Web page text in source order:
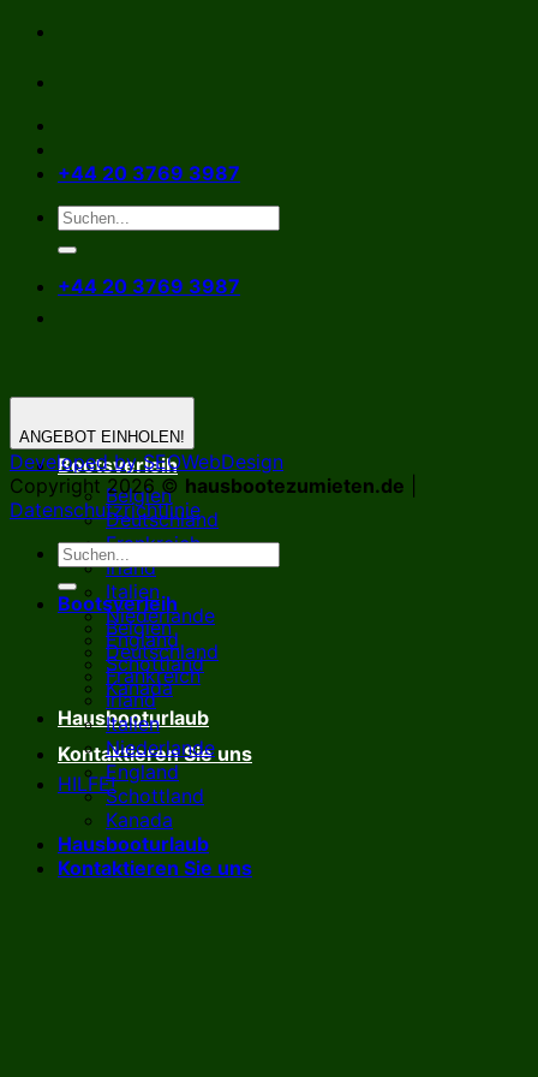
Zum
springen
+44 20 3769 3987
+44 20 3769 3987
Bootsverleih
Belgien
Deutschland
Frankreich
Irland
Italien
Niederlande
England
Schottland
Kanada
Hausbooturlaub
Kontaktieren Sie uns
HILFE!
ANGEBOT EINHOLEN!
Developed by SEOWebDesign
Copyright 2026 © hausbootezumieten.de
Datenschutzrichtlinie
Bootsverleih
Belgien
Deutschland
Frankreich
Irland
Italien
Niederlande
England
Schottland
Kanada
Hausbooturlaub
Kontaktieren Sie uns